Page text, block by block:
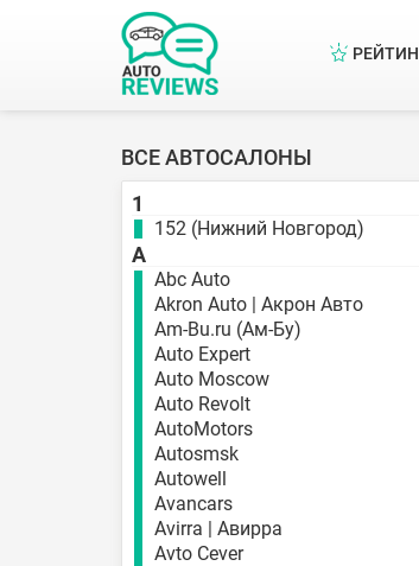
ВСЕ АВТОСАЛОНЫ
1
152 (Нижний Новгород)
A
Abc Auto
Akron Auto | Акрон Авто
Am-Bu.ru (Ам-Бу)
Auto Expert
Auto Moscow
Auto Revolt
AutoMotors
Autosmsk
Autowell
Avancars
Avirra | Авирра
Avto Cever